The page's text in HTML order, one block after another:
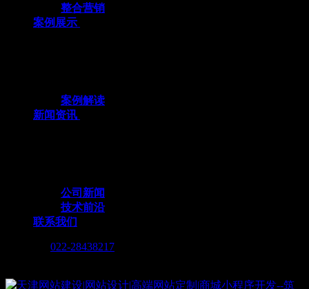
整合营销
案例展示
案例解读
新闻资讯
公司新闻
技术前沿
联系我们
022-28438217